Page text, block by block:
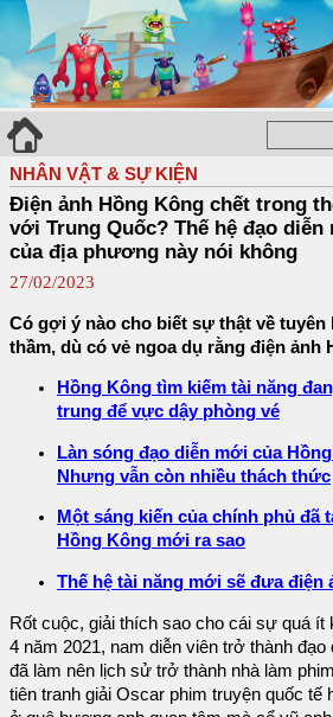
NHÂN VẬT & SỰ KIỆN
Điện ảnh Hồng Kông chết trong
với Trung Quốc? Thế hệ đạo
của địa phương này nói không
27/02/2023
Có gợi ý nào cho biết sự thật về
thầm, dù có vẻ ngoa dụ rằng điện ảnh
Hồng Kông tìm kiếm tài năng
trung để vực dậy phòng vé
Làn sóng đạo diễn mới của
Nhưng vẫn còn nhiều thách thức
Một sáng kiến của chính phủ đã
Hồng Kông mới ra sao
Thế hệ tài năng mới sẽ đưa điện
Rốt cuộc, giải thích sao cho cái sự quá ít
4 năm 2021, nam diễn viên trở thành
đã làm nên lịch sử trở thành nhà làm
tiên tranh giải Oscar phim truyện quốc